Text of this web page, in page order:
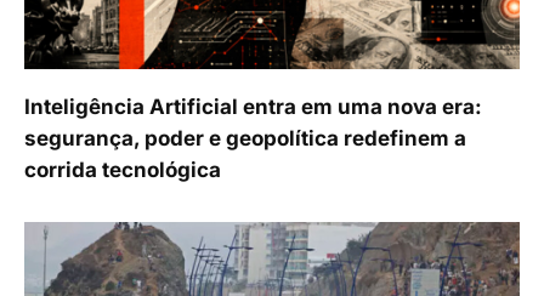
Inteligência Artificial entra em uma nova era:
segurança, poder e geopolítica redefinem a
corrida tecnológica